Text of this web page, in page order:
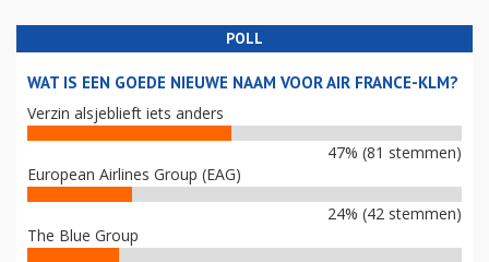
POLL
WAT IS EEN GOEDE NIEUWE NAAM VOOR AIR FRANCE-KLM?
Verzin alsjeblieft iets anders
47% (81 stemmen)
European Airlines Group (EAG)
24% (42 stemmen)
The Blue Group